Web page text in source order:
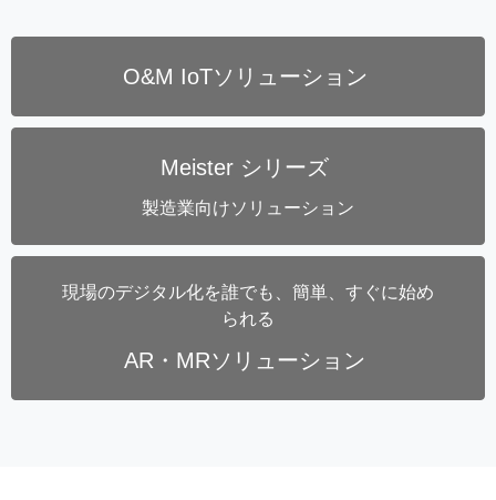
O&M IoTソリューション
Meister シリーズ
製造業向けソリューション
現場のデジタル化を誰でも、簡単、すぐに始め
られる
AR・MRソリューション